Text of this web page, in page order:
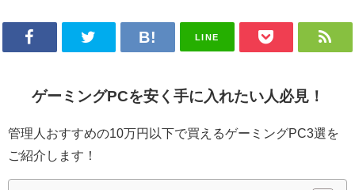
LINE
ゲーミングPCを安く手に入れたい人必見！
管理人おすすめの10万円以下で買えるゲーミングPC3選を
ご紹介 します！